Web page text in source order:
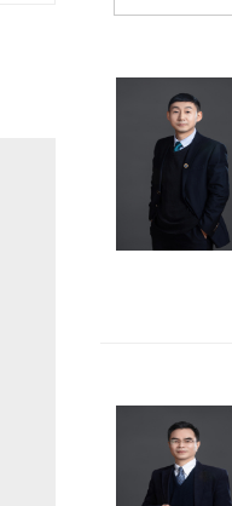
培养计划
推荐免试研究生